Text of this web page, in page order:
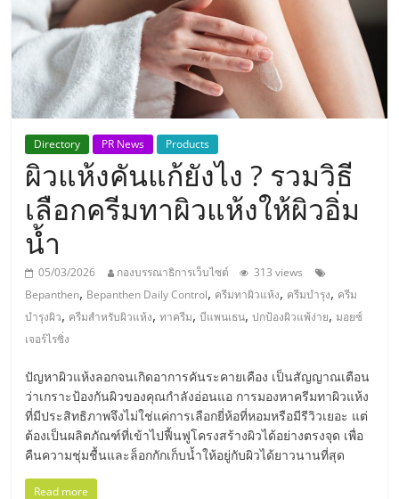
ThaiSMEsCenter,
รวม
ธุรกิจ
เอ
ส
เอ็
มอี
ไทย,
SMEs,
แฟ
Directory PR News Products
ผิวแห้งคันแก้ยังไง ? รวมวิธี
เลือกครีมทาผิวแห้งให้ผิวอิ่ม
น้ำ
05/03/2026 กองบรรณาธิการเว็บไซต์
313 views
Bepanthen, Bepanthen Daily Control, ครีมทาผิวแห้ง, ครีมบำรุง, ครีม
บำรุงผิว, ครีมสำหรับผิวแห้ง,ทาครีม,บีแพนเธน,ปกป้องผิวแพ้ง่าย,มอยซ์
เจอร์ไรซิ่ง
ปัญหาผิวแห้งลอกจนเกิดอาการคันระคายเคือง เป็นสัญญาณเตือน
ว่าเกราะป้องกันผิวของคุณกำลังอ่อนแอ การมองหาครีมทาผิวแห้ง
ที่มีประสิทธิภาพจึงไม่ใช่แค่การเลือกยี่ห้อที่หอมหรือมีรีวิวเยอะ แต่
ต้องเป็นผลิตภัณฑ์ที่เข้าไปฟื้นฟูโครงสร้างผิวได้อย่างตรงจุด เพื่อ
คืนความชุ่มชื้นและล็อกกักเก็บน้ำให้อยู่กับผิวได้ยาวนานที่สุด
Read more